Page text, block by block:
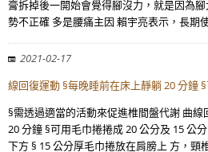
膏拆掉後一開始會覺得腳沒力，就是因為
勢不正確 多是腰痛主因 賴宇亮表示，長期
2021-02-17
線回復運動 §每晚睡前在床上靜躺 20 分鐘
§需透過適當的活動來促進椎間盤代謝 曲
20 分鐘 §可用毛巾捲捲成 20 公分及 15 公
下方 § 15 公分厚毛巾捲放在肩膀上 方，頸